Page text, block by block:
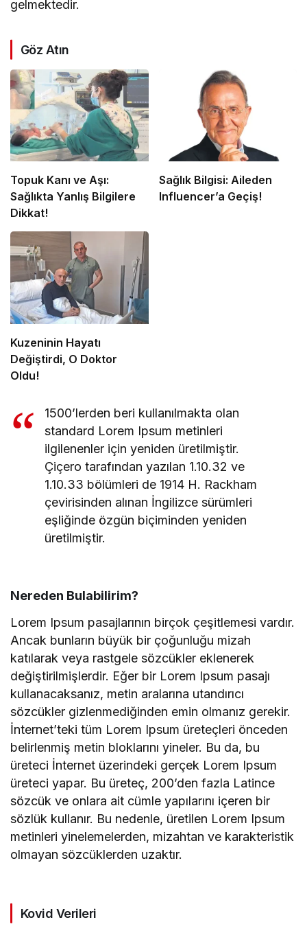
gelmektedir.
Göz Atın
Topuk Kanı ve Aşı:
Sağlıkta Yanlış Bilgilere
Dikkat!
Sağlık Bilgisi: Aileden
Influencer’a Geçiş!
Kuzeninin Hayatı
Değiştirdi, O Doktor
Oldu!
1500’lerden beri kullanılmakta olan
standard Lorem Ipsum metinleri
ilgilenenler için yeniden üretilmiştir.
Çiçero tarafından yazılan 1.10.32 ve
1.10.33 bölümleri de 1914 H. Rackham
çevirisinden alınan İngilizce sürümleri
eşliğinde özgün biçiminden yeniden
üretilmiştir.
Nereden Bulabilirim?
Lorem Ipsum pasajlarının birçok çeşitlemesi vardır.
Ancak bunların büyük bir çoğunluğu mizah
katılarak veya rastgele sözcükler eklenerek
değiştirilmişlerdir. Eğer bir Lorem Ipsum pasajı
kullanacaksanız, metin aralarına utandırıcı
sözcükler gizlenmediğinden emin olmanız gerekir.
İnternet’teki tüm Lorem Ipsum üreteçleri önceden
belirlenmiş metin bloklarını yineler. Bu da, bu
üreteci İnternet üzerindeki gerçek Lorem Ipsum
üreteci yapar. Bu üreteç, 200’den fazla Latince
sözcük ve onlara ait cümle yapılarını içeren bir
sözlük kullanır. Bu nedenle, üretilen Lorem Ipsum
metinleri yinelemelerden, mizahtan ve karakteristik
olmayan sözcüklerden uzaktır.
Kovid Verileri